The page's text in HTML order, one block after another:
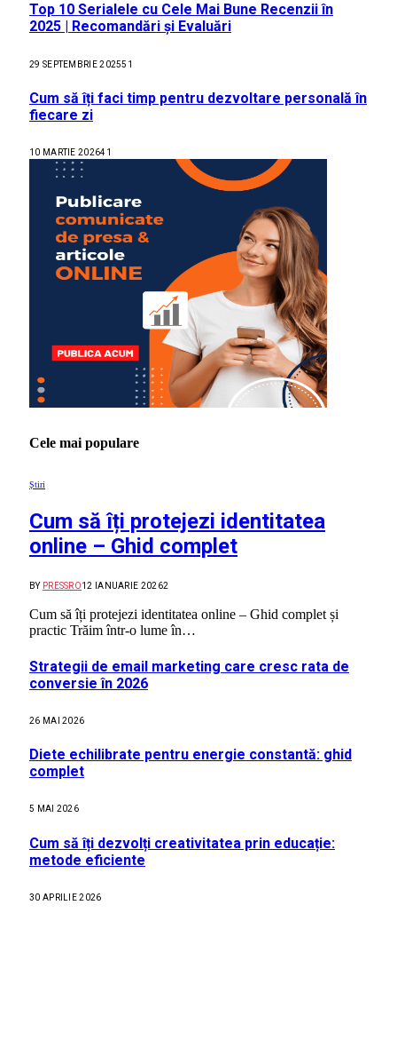
Top 10 Serialele cu Cele Mai Bune Recenzii în
2025 | Recomandări și Evaluări
29 SEPTEMBRIE 202551
Cum să îți faci timp pentru dezvoltare personală în
fiecare zi
10 MARTIE 202641
Cele mai populare
Știri
Cum să îți protejezi identitatea
online – Ghid complet
BY PRESSRO12 IANUARIE 20262
Cum să îți protejezi identitatea online – Ghid complet și
practic Trăim într-o lume în…
Strategii de email marketing care cresc rata de
conversie în 2026
26 MAI 2026
Diete echilibrate pentru energie constantă: ghid
complet
5 MAI 2026
Cum să îți dezvolți creativitatea prin educație:
metode eficiente
30 APRILIE 2026